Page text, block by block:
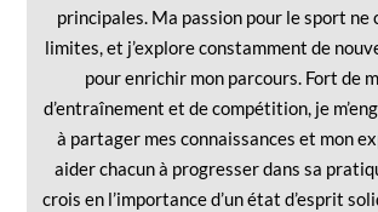
principales. Ma passion pour le sport ne
limites, et j’explore constamment de
pour enrichir mon parcours. Fort de
d’entraînement et de compétition, je
à partager mes connaissances et mon
aider chacun à progresser dans sa
crois en l’importance d’un état d’esprit